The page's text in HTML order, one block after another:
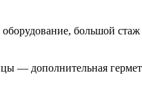
большой
— дополнительная